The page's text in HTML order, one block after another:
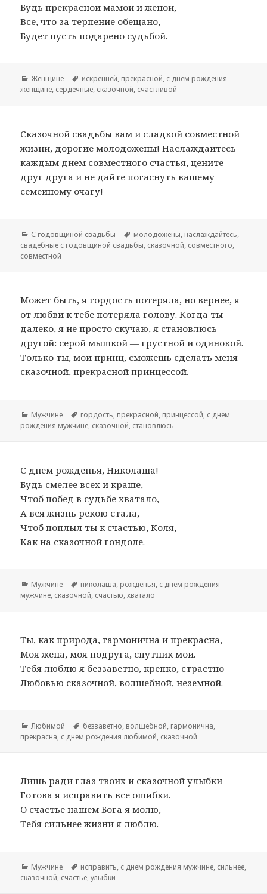
Будь прекрасной мамой и женой,
Все, что за терпение обещано,
Будет пусть подарено судьбой.
Рубрики
Женщине Метки
искренней, прекрасной, с днем рождения
женщине, сердечные, сказочной, счастливой
Сказочной свадьбы вам и сладкой совместной
жизни, дорогие молодожены! Наслаждайтесь
каждым днем совместного счастья, цените
друг друга и не дайте погаснуть вашему
семейному очагу!
Рубрики
С годовщиной свадьбы Метки
молодожены, наслаждайтесь,
свадебные с годовщиной свадьбы, сказочной, совместного,
совместной
Может быть, я гордость потеряла, но вернее, я
от любви к тебе потеряла голову. Когда ты
далеко, я не просто скучаю, я становлюсь
другой: серой мышкой — грустной и одинокой.
Только ты, мой принц, сможешь сделать меня
сказочной, прекрасной принцессой.
Рубрики
Мужчине Метки
гордость, прекрасной, принцессой, с днем
рождения мужчине, сказочной, становлюсь
С днем рожденья, Николаша!
Будь смелее всех и краше,
Чтоб побед в судьбе хватало,
А вся жизнь рекою стала,
Чтоб поплыл ты к счастью, Коля,
Как на сказочной гондоле.
Рубрики
Мужчине Метки
николаша, рожденья, с днем рождения
мужчине, сказочной, счастью,хватало
Ты, как природа, гармонична и прекрасна,
Моя жена, моя подруга, спутник мой.
Тебя люблю я беззаветно, крепко, страстно
Любовью сказочной, волшебной, неземной.
Рубрики
Любимой Метки
беззаветно, волшебной, гармонична,
прекрасна, с днем рождения любимой, сказочной
Лишь ради глаз твоих и сказочной улыбки
Готова я исправить все ошибки.
О счастье нашем Бога я молю,
Тебя сильнее жизни я люблю.
Рубрики
Мужчине Метки
исправить, с днем рождения мужчине, сильнее,
сказочной, счастье,улыбки